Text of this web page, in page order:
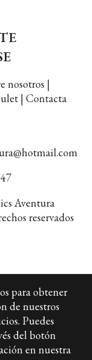
nosotros |
| Contacta
Aventura
reservados
para obtener
de nuestros
Puedes
del botón
en nuestra